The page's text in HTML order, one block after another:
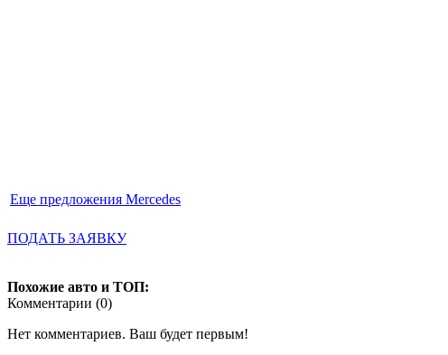
Еще предложения Mercedes
ПОДАТЬ ЗАЯВКУ
Похожие авто и ТОП:
Комментарии (0)
Нет комментариев. Ваш будет первым!